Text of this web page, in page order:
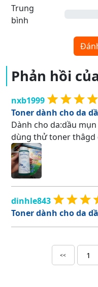
Trung
bình
Phản hồi
nxb1999
Toner dành cho da
Dành cho da:dầu
dùng thử toner thâgd
dinhle843
Toner dành cho da
<< 1